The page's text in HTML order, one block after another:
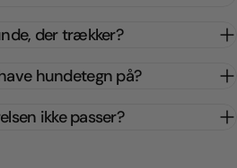
der trækker?
hundetegn på?
ikke passer?